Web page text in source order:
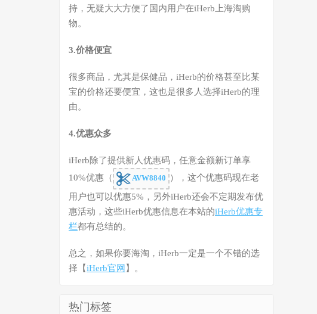
持，无疑大大方便了国内用户在iHerb上海淘购
物。
3.价格便宜
很多商品，尤其是保健品，iHerb的价格甚至比某
宝的价格还要便宜，这也是很多人选择iHerb的理
由。
4.优惠众多
iHerb除了提供新人优惠码，任意金额新订单享
10%优惠（
AVW8840 ），这个优惠码现在老
用户也可以优惠5%，另外iHerb还会不定期发布优
惠活动，这些iHerb优惠信息在本站的iHerb优惠专
栏都有总结的。
总之，如果你要海淘，iHerb一定是一个不错的选
择【iHerb官网 】。
热门标签